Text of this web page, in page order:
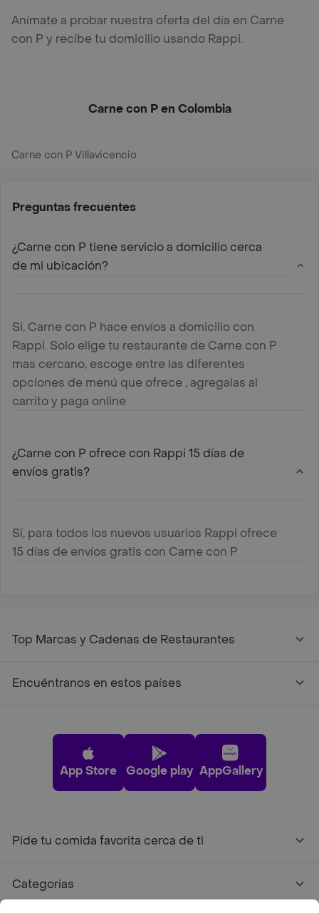
Anímate a probar nuestra oferta del día en Carne
con P y recibe tu domicilio usando Rappi.
Carne con P en Colombia
Carne con P Villavicencio
Preguntas frecuentes
¿Carne con P tiene servicio a domicilio cerca
de mi ubicación?
Si, Carne con P hace envíos a domicilio con
Rappi. Solo elige tu restaurante de Carne con P
mas cercano, escoge entre las diferentes
opciones de menú que ofrece , agregalas al
carrito y paga online
¿Carne con P ofrece con Rappi 15 días de
envíos gratis?
Sí, para todos los nuevos usuarios Rappi ofrece
15 días de envíos gratis con Carne con P
Top Marcas y Cadenas de Restaurantes
Encuéntranos en estos países
App Store Google play AppGallery
Pide tu comida favorita cerca de ti
Categorías